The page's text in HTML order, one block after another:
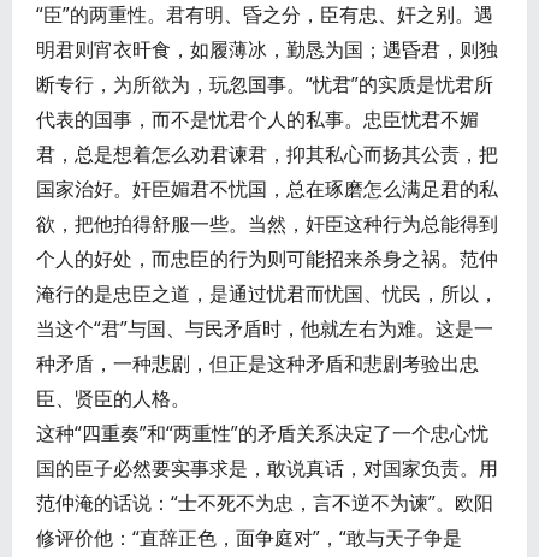
“臣”的两重性。君有明、昏之分，臣有忠、奸之别。遇
明君则宵衣旰食，如履薄冰，勤恳为国；遇昏君，则独
断专行，为所欲为，玩忽国事。“忧君”的实质是忧君所
代表的国事，而不是忧君个人的私事。忠臣忧君不媚
君，总是想着怎么劝君谏君，抑其私心而扬其公责，把
国家治好。奸臣媚君不忧国，总在琢磨怎么满足君的私
欲，把他拍得舒服一些。当然，奸臣这种行为总能得到
个人的好处，而忠臣的行为则可能招来杀身之祸。范仲
淹行的是忠臣之道，是通过忧君而忧国、忧民，所以，
当这个“君”与国、与民矛盾时，他就左右为难。这是一
种矛盾，一种悲剧，但正是这种矛盾和悲剧考验出忠
臣、贤臣的人格。
这种“四重奏”和“两重性”的矛盾关系决定了一个忠心忧
国的臣子必然要实事求是，敢说真话，对国家负责。用
范仲淹的话说：“士不死不为忠，言不逆不为谏”。欧阳
修评价他：“直辞正色，面争庭对”，“敢与天子争是